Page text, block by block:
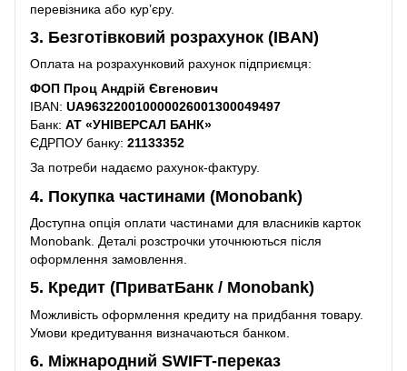
перевізника або кур’єру.
3. Безготівковий розрахунок (IBAN)
Оплата на розрахунковий рахунок підприємця:
ФОП Проц Андрій Євгенович
IBAN: UA963220010000026001300049497
Банк: АТ «УНІВЕРСАЛ БАНК»
ЄДРПОУ банку: 21133352
За потреби надаємо рахунок-фактуру.
4. Покупка частинами (Monobank)
Доступна опція оплати частинами для власників карток
Monobank. Деталі розстрочки уточнюються після
оформлення замовлення.
5. Кредит (ПриватБанк / Monobank)
Можливість оформлення кредиту на придбання товару.
Умови кредитування визначаються банком.
6. Міжнародний SWIFT-переказ